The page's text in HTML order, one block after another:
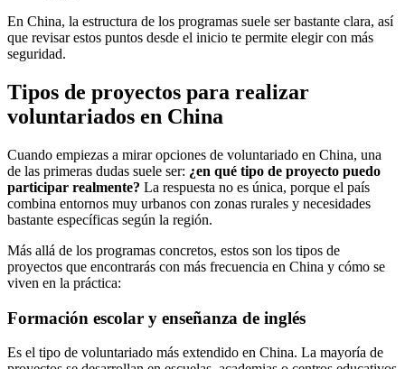
En China, la estructura de los programas suele ser bastante clara, así
que revisar estos puntos desde el inicio te permite elegir con más
seguridad.
Tipos de proyectos para realizar
voluntariados en China
Cuando empiezas a mirar opciones de voluntariado en China, una
de las primeras dudas suele ser: ¿en qué tipo de proyecto puedo
participar realmente? La respuesta no es única, porque el país
combina entornos muy urbanos con zonas rurales y necesidades
bastante específicas según la región.
Más allá de los programas concretos, estos son los tipos de
proyectos que encontrarás con más frecuencia en China y cómo se
viven en la práctica:
Formación escolar y enseñanza de inglés
Es el tipo de voluntariado más extendido en China. La mayoría de